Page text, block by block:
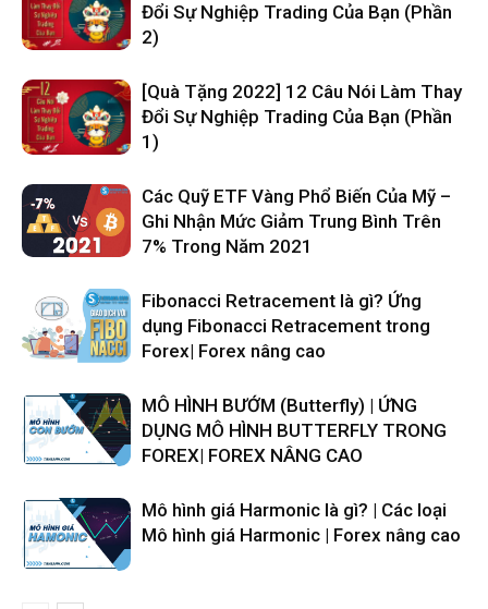
Đổi Sự Nghiệp Trading Của Bạn (Phần
2)
[Quà Tặng 2022] 12 Câu Nói Làm Thay
Đổi Sự Nghiệp Trading Của Bạn (Phần
1)
Các Quỹ ETF Vàng Phổ Biến Của Mỹ –
Ghi Nhận Mức Giảm Trung Bình Trên
7% Trong Năm 2021
Fibonacci Retracement là gì? Ứng
dụng Fibonacci Retracement trong
Forex| Forex nâng cao
MÔ HÌNH BƯỚM (Butterfly) | ỨNG
DỤNG MÔ HÌNH BUTTERFLY TRONG
FOREX| FOREX NÂNG CAO
Mô hình giá Harmonic là gì? | Các loại
Mô hình giá Harmonic | Forex nâng cao